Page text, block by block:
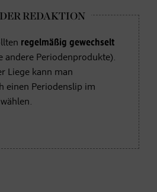
regelmäßig gewechselt
andere Periodenprodukte).
Liege kann man
einen Periodenslip im